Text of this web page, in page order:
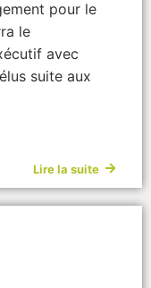
pour le
le
avec
suite aux
Lire la suite